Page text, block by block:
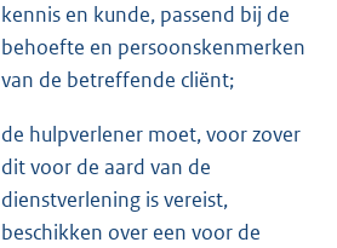
kennis en kunde, passend bij de
behoefte en persoonskenmerken
van de betreffende cliënt;
de hulpverlener moet, voor zover
dit voor de aard van de
dienstverlening is vereist,
beschikken over een voor de